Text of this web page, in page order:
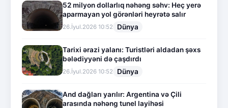
52 milyon dollarlıq nəhəng səhv: Heç yerə
aparmayan yol görənləri heyrətə salır
26.İyul.2026 10:52 Dünya
Tarixi ərazi yalanı: Turistləri aldadan şəxs
bələdiyyəni də çaşdırdı
26.İyul.2026 10:52 Dünya
And dağları yarılır: Argentina və Çili
arasında nəhəng tunel layihəsi